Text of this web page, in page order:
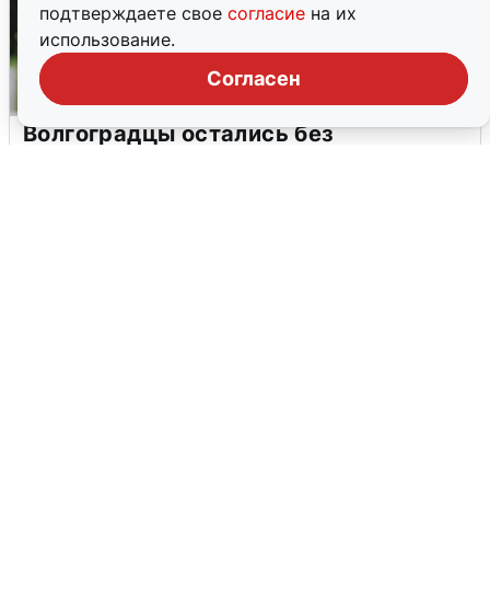
подтверждаете свое согласие на их
использование.
Согласен
Волгоградцы остались без